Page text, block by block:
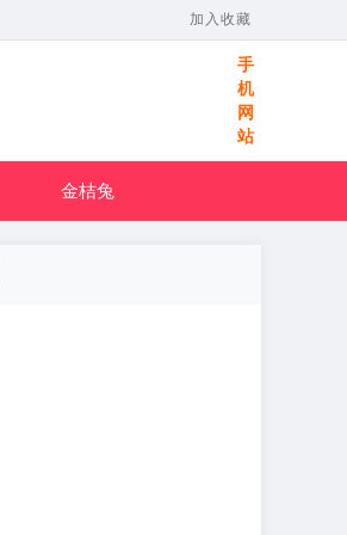
加入收藏
手
机
网
站
金桔兔